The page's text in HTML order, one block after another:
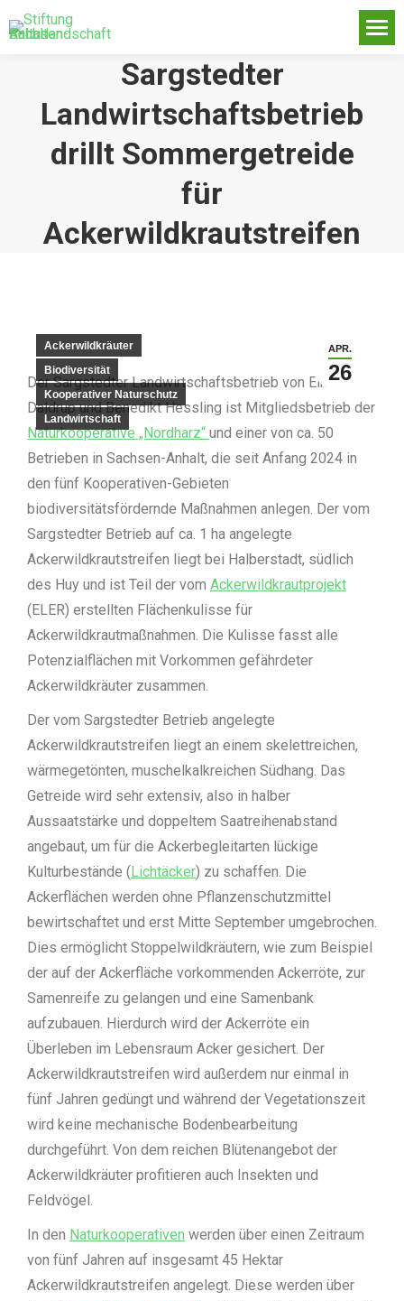
Sargstedter
Landwirtschaftsbetrieb
drillt Sommergetreide
für
Ackerwildkrautstreifen
APR.
26
Ackerwildkräuter
Biodiversität
Kooperativer Naturschutz
Landwirtschaft
Der Sargstedter Landwirtschaftsbetrieb von Eike
Daldrup und Benedikt Hessling ist Mitgliedsbetrieb der
Naturkooperative „Nordharz“ und einer von ca. 50
Betrieben in Sachsen-Anhalt, die seit Anfang 2024 in
den fünf Kooperativen-Gebieten
biodiversitätsfördernde Maßnahmen anlegen. Der vom
Sargstedter Betrieb auf ca. 1 ha angelegte
Ackerwildkrautstreifen liegt bei Halberstadt, südlich
des Huy und ist Teil der vom Ackerwildkrautprojekt
(ELER) erstellten Flächenkulisse für
Ackerwildkrautmaßnahmen. Die Kulisse fasst alle
Potenzialflächen mit Vorkommen gefährdeter
Ackerwildkräuter zusammen.
Der vom Sargstedter Betrieb angelegte
Ackerwildkrautstreifen liegt an einem skelettreichen,
wärmegetönten, muschelkalkreichen Südhang. Das
Getreide wird sehr extensiv, also in halber
Aussaatstärke und doppeltem Saatreihenabstand
angebaut, um für die Ackerbegleitarten lückige
Kulturbestände (Lichtäcker) zu schaffen. Die
Ackerflächen werden ohne Pflanzenschutzmittel
bewirtschaftet und erst Mitte September umgebrochen.
Dies ermöglicht Stoppelwildkräutern, wie zum Beispiel
der auf der Ackerfläche vorkommenden Ackerröte, zur
Samenreife zu gelangen und eine Samenbank
aufzubauen. Hierdurch wird der Ackerröte ein
Überleben im Lebensraum Acker gesichert. Der
Ackerwildkrautstreifen wird außerdem nur einmal in
fünf Jahren gedüngt und während der Vegetationszeit
wird keine mechanische Bodenbearbeitung
durchgeführt. Von dem reichen Blütenangebot der
Ackerwildkräuter profitieren auch Insekten und
Feldvögel.
In den Naturkooperativen werden über einen Zeitraum
von fünf Jahren auf insgesamt 45 Hektar
Ackerwildkrautstreifen angelegt. Diese werden über